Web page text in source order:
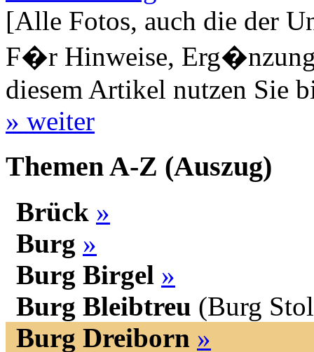
[Alle Fotos, auch die der
F�r Hinweise,
diesem Artikel nutzen Sie
» weiter
Themen A-Z (Auszug)
Brück »
Burg »
Burg Birgel »
Burg Bleibtreu (Burg
Burg Dreiborn »